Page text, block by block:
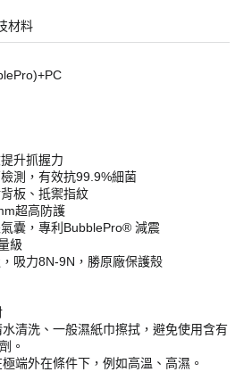
材料
升抓握力
測，有效抗99.9%細菌
板、抵禦指紋
超高防護
囊，專利BubblePro® 減震
級
吸力8N-9N，勝原廠保護殼
清洗、一般濕紙巾擦拭，避免使用含有
。
端外在條件下，例如高溫、高濕。